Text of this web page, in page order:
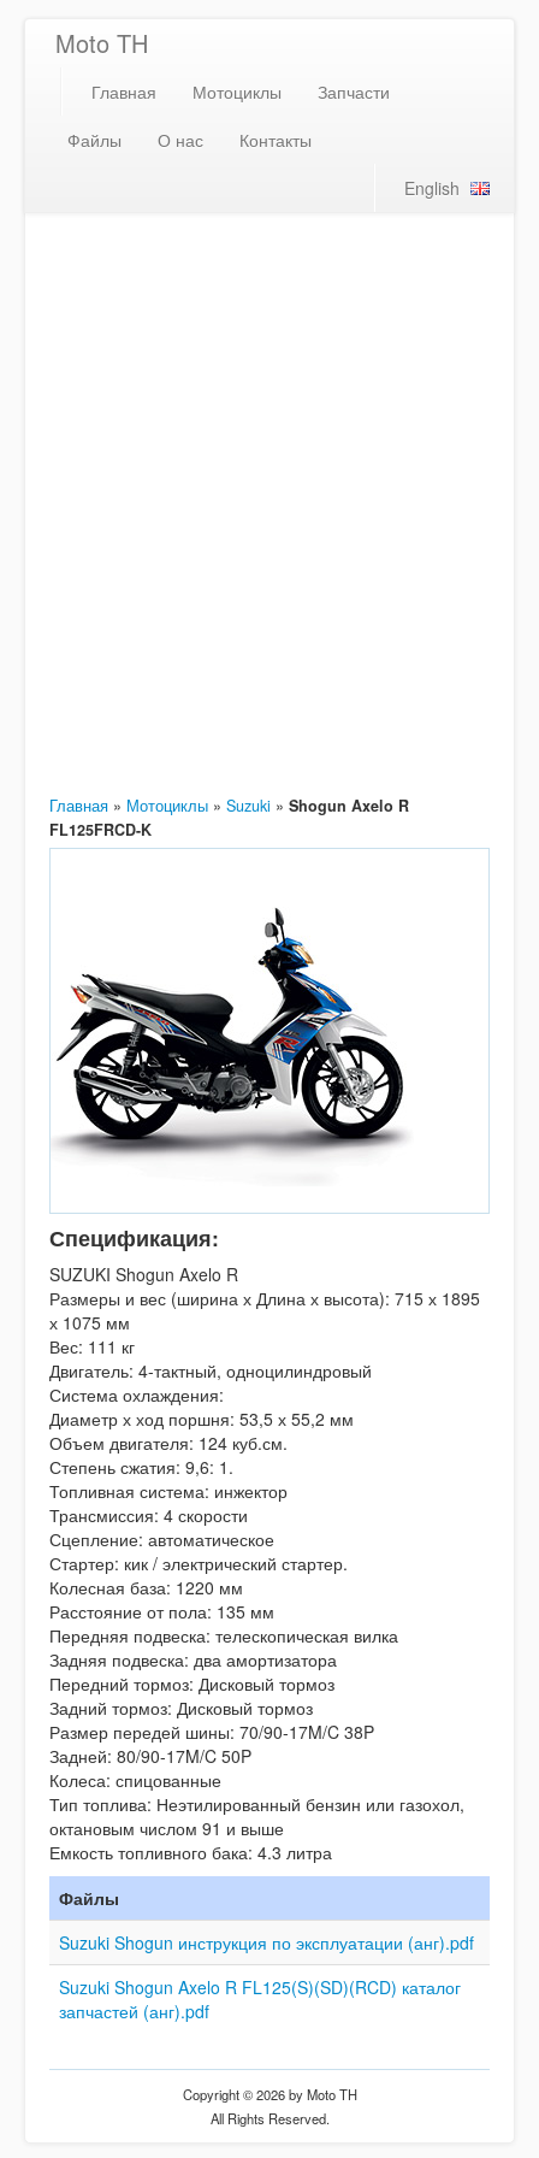
Moto TH
Главная Мотоциклы
Запчасти
Файлы
О нас
Контакты
English
Главная » Мотоциклы » Suzuki » Shogun Axelo R
FL125FRCD-K
Спецификация:
SUZUKI Shogun Axelo R
Размеры и вес (ширина х Длина х высота): 715 х 1895
х 1075 мм
Вес: 111 кг
Двигатель: 4-тактный, одноцилиндровый
Система охлаждения:
Диаметр х ход поршня: 53,5 х 55,2 мм
Объем двигателя: 124 куб.см.
Степень сжатия: 9,6: 1.
Топливная система: инжектор
Трансмиссия: 4 скорости
Сцепление: автоматическое
Стартер: кик / электрический стартер.
Колесная база: 1220 мм
Расстояние от пола: 135 мм
Передняя подвеска: телескопическая вилка
Задняя подвеска: два амортизатора
Передний тормоз: Дисковый тормоз
Задний тормоз: Дисковый тормоз
Размер передей шины: 70/90-17M/C 38P
Задней: 80/90-17M/C 50P
Колеса: спицованные
Тип топлива: Неэтилированный бензин или газохол,
октановым числом 91 и выше
Емкость топливного бака: 4.3 литра
Файлы
Suzuki Shogun инструкция по эксплуатации (анг).pdf
Suzuki Shogun Axelo R FL125(S)(SD)(RCD) каталог
запчастей (анг).pdf
Copyright © 2026 by Moto TH
All Rights Reserved.